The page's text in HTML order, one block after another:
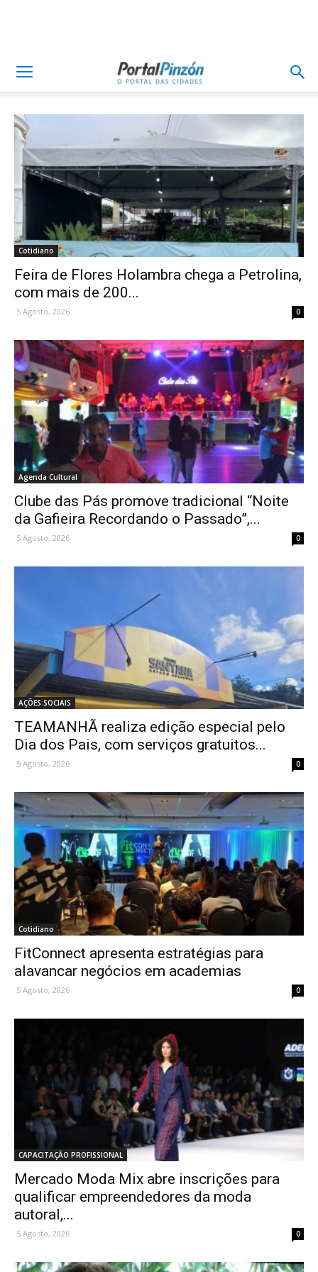
Cotidiano
Feira de Flores Holambra chega a Petrolina,
com mais de 200...
5 Agosto, 2026 0
Agenda Cultural
Clube das Pás promove tradicional “Noite
da Gafieira Recordando o Passado”,...
5 Agosto, 2026 0
AÇÕES SOCIAIS
TEAMANHÃ realiza edição especial pelo
Dia dos Pais, com serviços gratuitos...
5 Agosto, 2026 0
Cotidiano
FitConnect apresenta estratégias para
alavancar negócios em academias
5 Agosto, 2026 0
CAPACITAÇÃO PROFISSIONAL
Mercado Moda Mix abre inscrições para
qualificar empreendedores da moda
autoral,...
5 Agosto, 2026 0